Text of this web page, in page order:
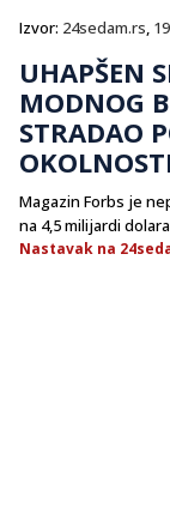
Izvor: 24sedam.rs,
UHAPŠEN
MODNOG
STRADAO
Magazin Forbs je
na 4,5 milijardi dolara
Nastavak na